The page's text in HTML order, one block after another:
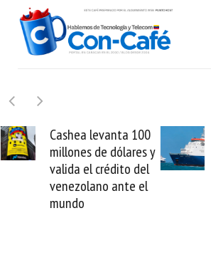
Cashea levanta 100
millones de dólares y
valida el crédito del
venezolano ante el
mundo